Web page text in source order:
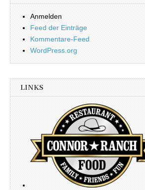
Anmelden
Feed der Einträge
Kommentare-Feed
WordPress.org
LINKS